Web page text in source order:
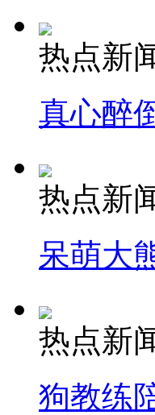
热点新
真心醉
热点新
呆萌大
热点新
狗教练